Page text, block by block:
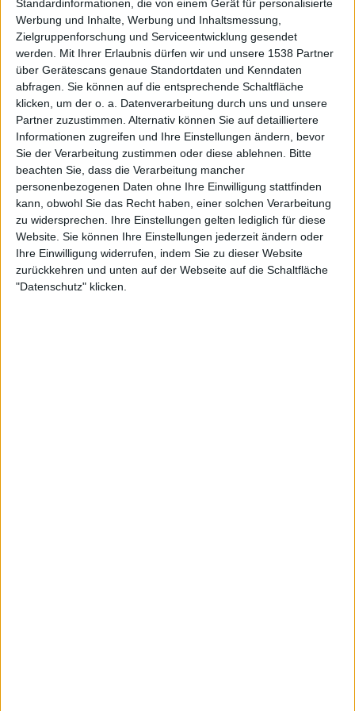
Standardinformationen, die von einem Gerät für personalisierte
Werbung und Inhalte, Werbung und Inhaltsmessung,
Zielgruppenforschung und Serviceentwicklung gesendet
werden.
Mit Ihrer Erlaubnis dürfen wir und unsere 1538 Partner
über Gerätescans genaue Standortdaten und Kenndaten
abfragen. Sie können auf die entsprechende Schaltfläche
klicken, um der o. a. Datenverarbeitung durch uns und unsere
Partner zuzustimmen. Alternativ können Sie auf detailliertere
Informationen zugreifen und Ihre Einstellungen ändern, bevor
Sie der Verarbeitung zustimmen oder diese ablehnen.
Bitte
beachten Sie, dass die Verarbeitung mancher
personenbezogenen Daten ohne Ihre Einwilligung stattfinden
kann, obwohl Sie das Recht haben, einer solchen Verarbeitung
zu widersprechen. Ihre Einstellungen gelten lediglich für diese
Website. Sie können Ihre Einstellungen jederzeit ändern oder
Ihre Einwilligung widerrufen, indem Sie zu dieser Website
zurückkehren und unten auf der Webseite auf die Schaltfläche
"Datenschutz" klicken.
Ambient Stück enthalten sein.
„My devotion will never fade“ ist der Titel eines Stückes.
Wem oder was gilt Deine Hingabe und was macht Dich so
sicher, dass Deine Hingabe nie nachlassen wird ?
Einige der Texte sind sehr persönlich. Hier ist einer von
ihnen:
( Hier hätte wohl noch etwas folgen sollen, was leider
nicht der Fall war. Anm. d.V. )
Würdest Du Dich selbst als spirituelle Person betrachten ?
Alles hängt davon ab, was man als spirituell wahrnimmt,
von Individuum zu Individuum.